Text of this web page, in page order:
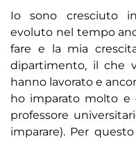
Io sono cresciuto
evoluto nel tempo
fare e la mia
dipartimento, il che
hanno lavorato e
ho imparato molto e
professore
imparare). Per